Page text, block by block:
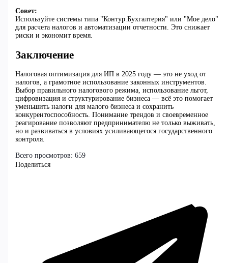
Совет:
Используйте системы типа "Контур.Бухгалтерия" или "Мое дело"
для расчета налогов и автоматизации отчетности. Это снижает
риски и экономит время.
Заключение
Налоговая оптимизация для ИП в 2025 году — это не уход от
налогов, а грамотное использование законных инструментов.
Выбор правильного налогового режима, использование льгот,
цифровизация и структурирование бизнеса — всё это помогает
уменьшить налоги для малого бизнеса и сохранить
конкурентоспособность. Понимание трендов и своевременное
реагирование позволяют предпринимателю не только выживать,
но и развиваться в условиях усиливающегося государственного
контроля.
Всего просмотров: 659
Поделиться